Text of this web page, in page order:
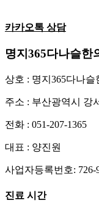
카카오톡 상담
명지365다나슬한
상호 : 명지365다나슬
주소 : 부산광역시 강
전화 : 051-207-1365
대표 : 양진원
사업자등록번호: 726-
진료 시간